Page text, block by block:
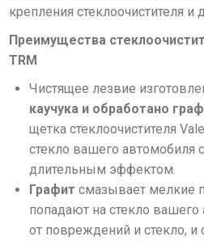
крепления стеклоочистителя
Преимущества
TRM
Чистящее лезвие
каучука и обработано
щетка стеклоочистителя
стекло вашего автомобиля
длительным эффектом.
Графит смазывает мелкие
попадают на стекло вашего
от повреждений и стекло, и